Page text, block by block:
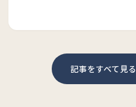
記事をすべて見る